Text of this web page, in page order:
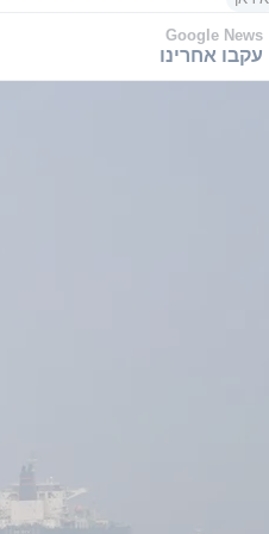
Google News
עקבו אחרינו